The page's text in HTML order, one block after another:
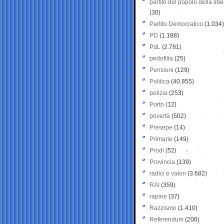
partito del popolo della
(30)
Partito Democratico (1.034)
PD (1.188)
PdL (2.781)
pedofilia (25)
Pensioni (129)
Politica (40.855)
polizia (253)
Porto (12)
povertà (502)
Presepe (14)
Primarie (149)
Prodi (52)
Provincia (139)
radici e valori (3.682)
RAI (359)
rapine (37)
Razzismo (1.410)
Referendum (200)